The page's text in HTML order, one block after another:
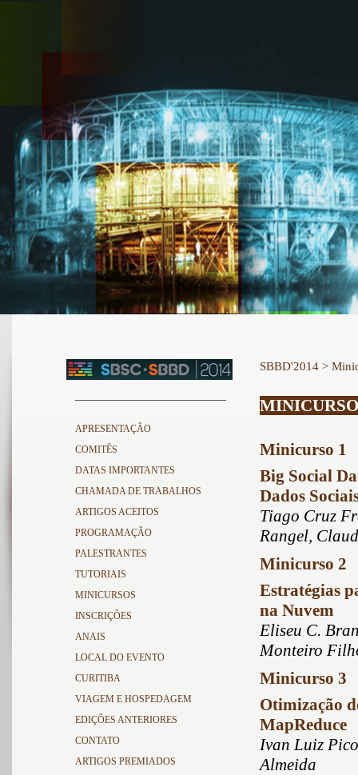
APRESENTAÇÃO
COMITÊS
DATAS IMPORTANTES
CHAMADA DE TRABALHOS
ARTIGOS ACEITOS
PROGRAMAÇÃO
PALESTRANTES
TUTORIAIS
MINICURSOS
INSCRIÇÕES
ANAIS
LOCAL DO EVENTO
CURITIBA
VIAGEM E HOSPEDAGEM
EDIÇÕES ANTERIORES
CONTATO
ARTIGOS PREMIADOS
SBBD'2014 >
Minicurso 1
Big Social
Dados
Tiago Cruz
Rangel,
Minicurso 2
Estratégias
na Nuvem
Eliseu C.
Monteiro
Minicurso 3
Otimização
MapReduce
Ivan Luiz
Almeida